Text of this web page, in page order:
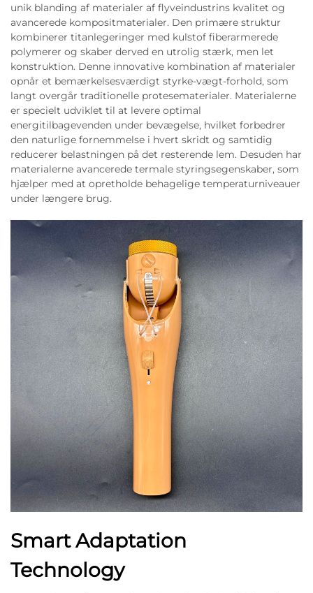
unik blanding af materialer af flyveindustrins kvalitet og
avancerede kompositmaterialer. Den primære struktur
kombinerer titanlegeringer med kulstof fiberarmerede
polymerer og skaber derved en utrolig stærk, men let
konstruktion. Denne innovative kombination af materialer
opnår et bemærkelsesværdigt styrke-vægt-forhold, som
langt overgår traditionelle protesematerialer. Materialerne
er specielt udviklet til at levere optimal
energitilbagevenden under bevægelse, hvilket forbedrer
den naturlige fornemmelse i hvert skridt og samtidig
reducerer belastningen på det resterende lem. Desuden har
materialerne avancerede termale styringsegenskaber, som
hjælper med at opretholde behagelige temperaturniveauer
under længere brug.
Smart Adaptation
Technology